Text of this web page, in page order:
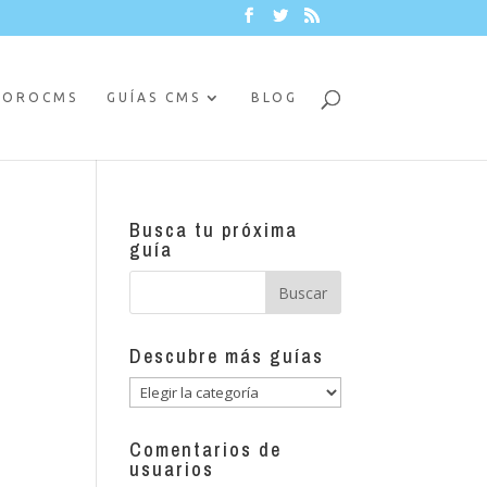
GUÍAS CMS BLOG
Busca tu próxima
guía
Descubre más guías
Descubre
guías
Comentarios de
usuarios